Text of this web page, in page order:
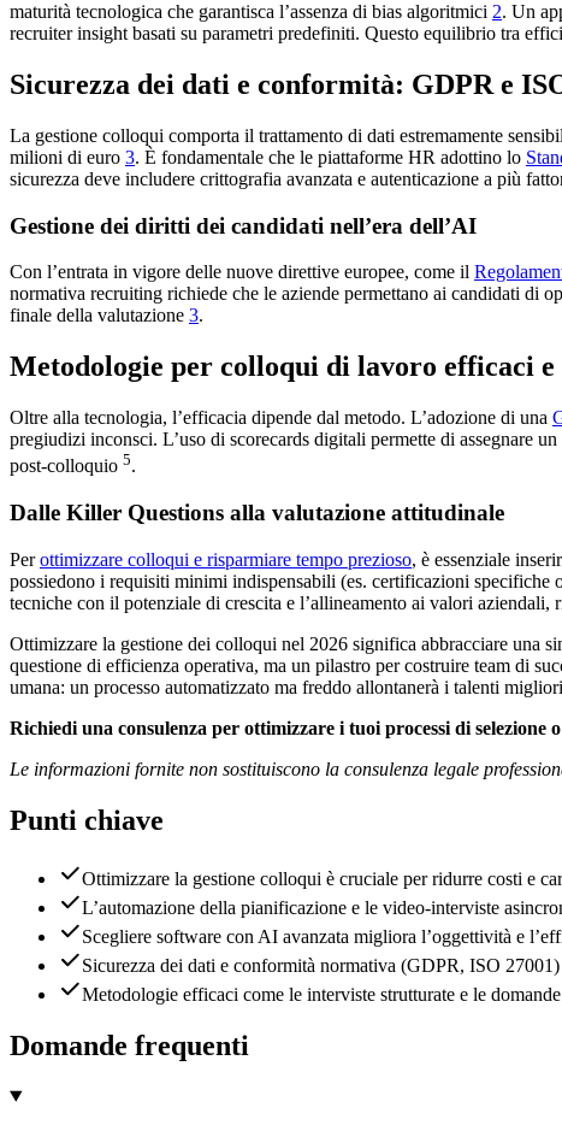
maturità tecnologica che garantisca l’assenza di bias algoritmici 2. Un
recruiter insight basati su parametri predefiniti. Questo equilibrio tra
Sicurezza dei dati e conformità: GDPR e
La gestione colloqui comporta il trattamento di dati estremamente
milioni di euro 3. È fondamentale che le piattaforme HR adottino lo
sicurezza deve includere crittografia avanzata e autenticazione a più
Gestione dei diritti dei candidati nell’era dell’AI
Con l’entrata in vigore delle nuove direttive europee, come il
normativa recruiting richiede che le aziende permettano ai candidati di
finale della valutazione 3.
Metodologie per colloqui di lavoro efficaci e
Oltre alla tecnologia, l’efficacia dipende dal metodo. L’adozione di una
pregiudizi inconsci. L’uso di scorecards digitali permette di assegnare
post-colloquio 5.
Dalle Killer Questions alla valutazione attitudinale
Perottimizzare colloqui e risparmiare tempo prezioso, è essenziale
possiedono i requisiti minimi indispensabili (es. certificazioni specifiche
tecniche con il potenziale di crescita e l’allineamento ai valori
Ottimizzare la gestione dei colloqui nel 2026 significa abbracciare una
questione di efficienza operativa, ma un pilastro per costruire team di
umana: un processo automatizzato ma freddo allontanerà i talenti
Richiedi una consulenza per ottimizzare i tuoi processi di selezione
Le informazioni fornite non sostituiscono la consulenza legale
Punti chiave
Ottimizzare la gestione colloqui è cruciale per ridurre costi e
L’automazione della pianificazione e le video-interviste
Scegliere software con AI avanzata migliora l’oggettività e
Sicurezza dei dati e conformità normativa (GDPR, ISO
Metodologie efficaci come le interviste strutturate e le
Domande frequenti